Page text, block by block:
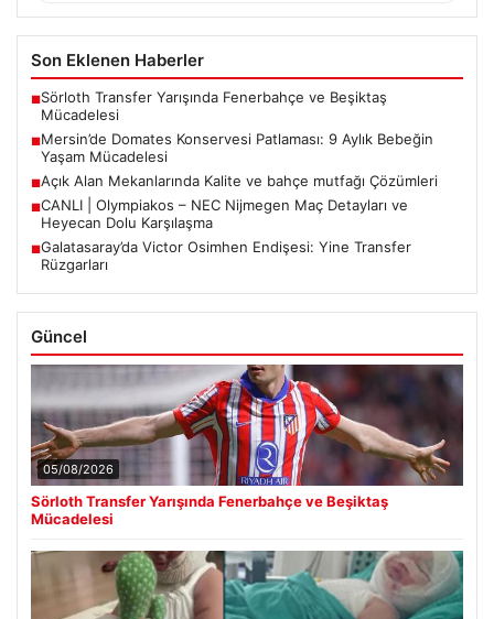
Son Eklenen Haberler
■Sörloth Transfer Yarışında Fenerbahçe ve Beşiktaş
Mücadelesi
■Mersin’de Domates Konservesi Patlaması: 9 Aylık Bebeğin
Yaşam Mücadelesi
■Açık Alan Mekanlarında Kalite ve bahçe mutfağı Çözümleri
■CANLI | Olympiakos – NEC Nijmegen Maç Detayları ve
Heyecan Dolu Karşılaşma
■Galatasaray’da Victor Osimhen Endişesi: Yine Transfer
Rüzgarları
Güncel
05/08/2026
Sörloth Transfer Yarışında Fenerbahçe ve Beşiktaş
Mücadelesi